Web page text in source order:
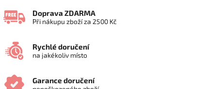
Doprava ZDARMA
Při nákupu zboží za 2500 Kč
Rychlé doručení
na jakékoliv místo
Garance doručení